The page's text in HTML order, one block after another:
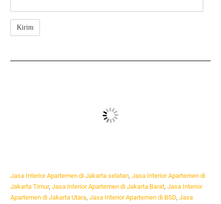
Jasa Interior Apartemen di Jakarta selatan,Jasa Interior Apartemen di
Jakarta Timur,Jasa Interior Apartemen di Jakarta Barat,Jasa Interior
Apartemen di Jakarta Utara,Jasa Interior Apartemen di BSD,Jasa